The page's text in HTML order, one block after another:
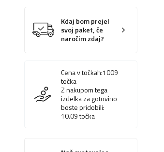
Kdaj bom prejel
svoj paket, če
naročim zdaj?
Cena v točkah:1009
točka
Z nakupom tega
izdelka za gotovino
boste pridobili:
10.09točka